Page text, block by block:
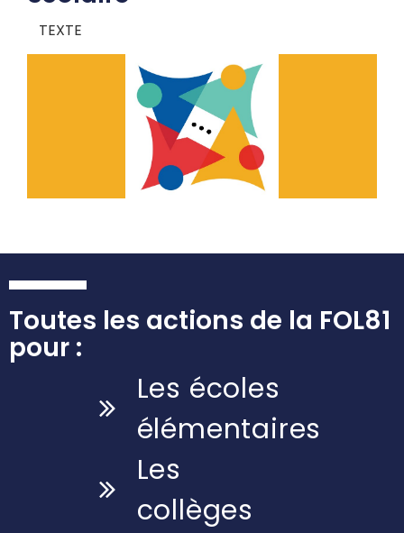
TEXTE
Toutes les actions de la FOL81
pour :
Les écoles
élémentaires
Les
collèges